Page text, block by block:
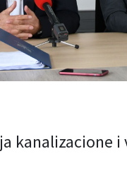
kanalizacione